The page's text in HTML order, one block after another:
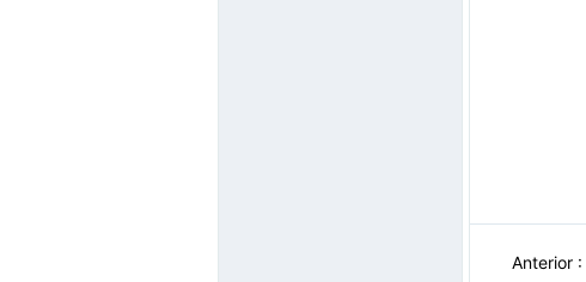
Anterior :